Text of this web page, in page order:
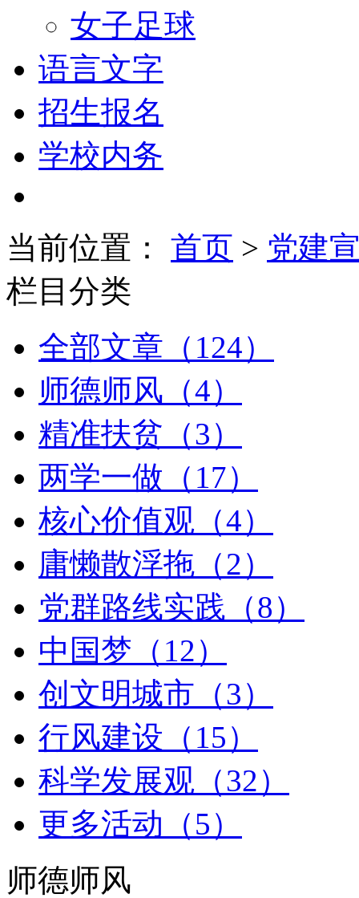
女子足球
语言文字
招生报名
学校内务
当前位置： 首页 > 党建
栏目分类
全部文章（124）
师德师风（4）
精准扶贫（3）
两学一做（17）
核心价值观（4）
庸懒散浮拖（2）
党群路线实践（8）
中国梦（12）
创文明城市（3）
行风建设（15）
科学发展观（32）
更多活动（5）
师德师风